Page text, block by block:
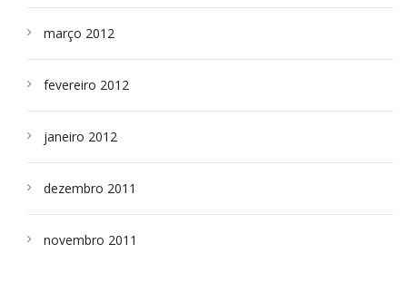
março 2012
fevereiro 2012
janeiro 2012
dezembro 2011
novembro 2011